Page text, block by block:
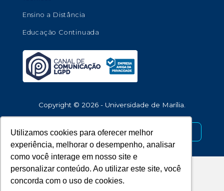
Utilizamos cookies para oferecer melhor
experiência, melhorar o desempenho, analisar
como você interage em nosso site e
personalizar conteúdo. Ao utilizar este site, você
concorda com o uso de cookies.
Ensino a Distância
Educação Continuada
Copyright © 2026 - Universidade de Marília.
Desenvolvido por